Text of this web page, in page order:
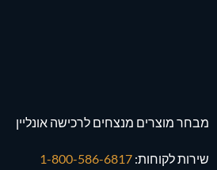
מבחר מוצרים מנצחים לרכישה אונליין
שירות לקוחות: